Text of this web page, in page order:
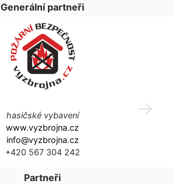
Generální partneři
hasičské vybavení
www.vyzbrojna.cz
info@vyzbrojna.cz
+420 567 304 242
Partneři